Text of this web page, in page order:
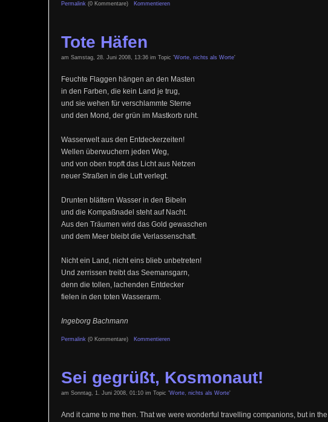
Permalink (0 Kommentare) Kommentieren
Tote Häfen
am Samstag, 28. Juni 2008, 13:36 im Topic 'Worte, nichts als Worte'
Feuchte Flaggen hängen an den Masten
in den Farben, die kein Land je trug,
und sie wehen für verschlammte Sterne
und den Mond, der grün im Mastkorb ruht.
Wasserwelt aus den Entdeckerzeiten!
Wellen überwuchern jeden Weg,
und von oben tropft das Licht aus Netzen
neuer Straßen in die Luft verlegt.
Drunten blättern Wasser in den Bibeln
und die Kompaßnadel steht auf Nacht.
Aus den Träumen wird das Gold gewaschen
und dem Meer bleibt die Verlassenschaft.
Nicht ein Land, nicht eins blieb unbetreten!
Und zerrissen treibt das Seemansgarn,
denn die tollen, lachenden Entdecker
fielen in den toten Wasserarm.
Ingeborg Bachmann
Permalink (0 Kommentare) Kommentieren
Sei gegrüßt, Kosmonaut!
am Sonntag, 1. Juni 2008, 01:10 im Topic 'Worte, nichts als Worte'
And it came to me then. That we were wonderful travelling companions, but in the